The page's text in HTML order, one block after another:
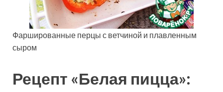
Фаршированные перцы с ветчиной и плавленным
сыром
Рецепт «Белая пицца»: